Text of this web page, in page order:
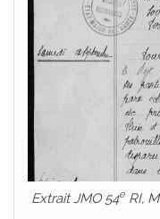
Extrait JMO 54eRI,